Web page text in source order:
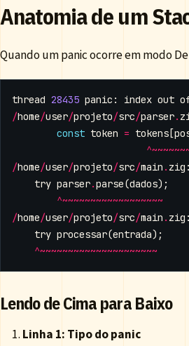
Anatomia de um
Quando um panic ocorre em modo
thread 28435 panic : index out
/home/user/projeto/src/parser.
const token = tokens [
/home/user/projeto/src/main . zig :
try parser.parse(dados);
^~~~~~~~~~~~~~~~~~~
/home/user/projeto/src/main . zig :
try processar(entrada);
^~~~~~~~~~~~~~~~~~~~~~
Lendo de Cima para Baixo
Linha 1: Tipo do panic